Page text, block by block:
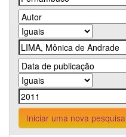
Iniciar uma nova pesquisa